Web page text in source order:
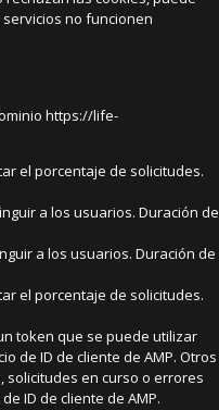
no funcionen
https://life-
el porcentaje de solicitudes.
a los usuarios. Duración de
a los usuarios. Duración de
el porcentaje de solicitudes.
token que se puede utilizar
de ID de cliente de AMP. Otros
en curso o errores
ID de cliente de AMP.